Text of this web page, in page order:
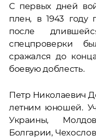
С первых дней
плен, в 1943
после
спецпроверки
сражался до
боевую доблесть.
Петр Николаевич
летним юношей.
Украины,
Болгарии,